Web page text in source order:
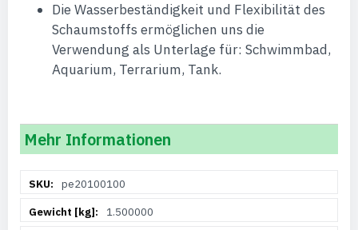
Die Wasserbeständigkeit und Flexibilität des
Schaumstoffs ermöglichen uns die
Verwendung als Unterlage für: Schwimmbad,
Aquarium, Terrarium, Tank.
Mehr Informationen
Informationenpe20100100
1.500000